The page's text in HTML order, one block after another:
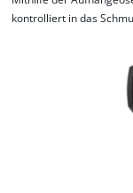
kontrolliert in das